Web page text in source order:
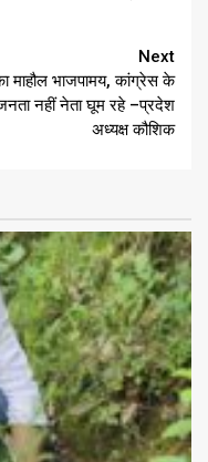
Next
माहौल भाजपामय, कांग्रेस के
नहीं नेता घूम रहे –प्रदेश
अध्यक्ष कौशिक